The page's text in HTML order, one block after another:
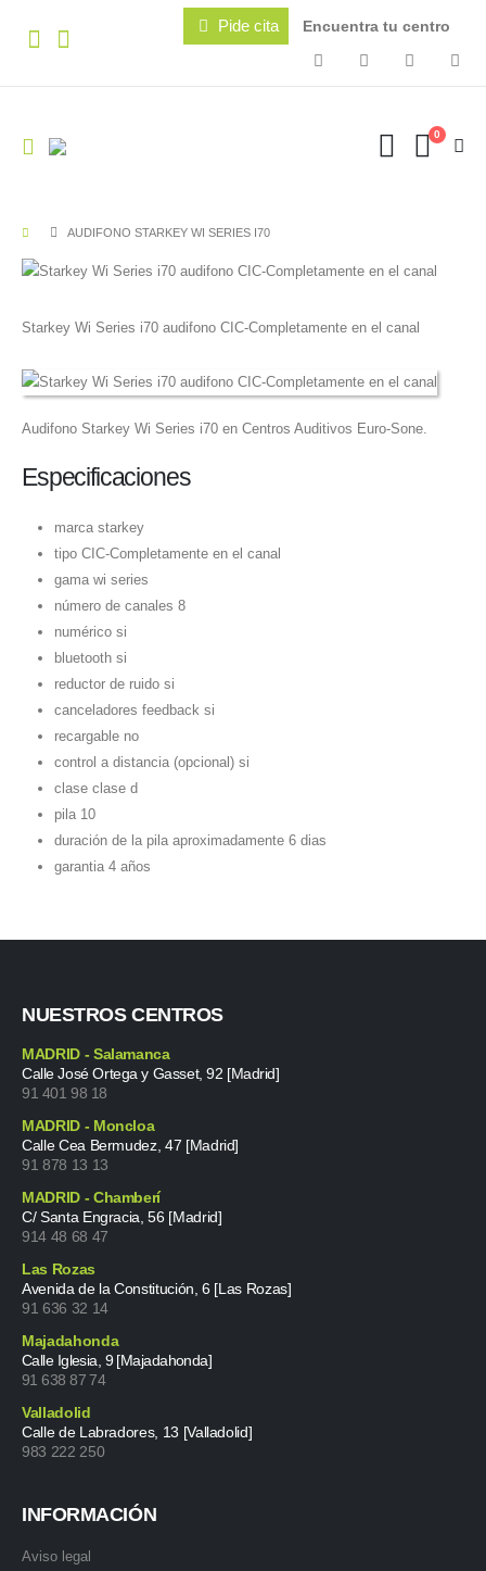
Pide cita Encuentra tu centro
0
AUDIFONO STARKEY WI SERIES I70
Starkey Wi Series i70 audifono CIC-Completamente en el canal
Audifono Starkey Wi Series i70 en Centros Auditivos Euro-Sone.
Especificaciones
marca starkey
tipo CIC-Completamente en el canal
gama wi series
número de canales 8
numérico si
bluetooth si
reductor de ruido si
canceladores feedback si
recargable no
control a distancia (opcional) si
clase clase d
pila 10
duración de la pila aproximadamente 6 dias
garantia 4 años
NUESTROS CENTROS
MADRID - Salamanca
Calle José Ortega y Gasset, 92 [Madrid]
91 401 98 18
MADRID - Moncloa
Calle Cea Bermudez, 47 [Madrid]
91 878 13 13
MADRID - Chamberí
C/ Santa Engracia, 56 [Madrid]
914 48 68 47
Las Rozas
Avenida de la Constitución, 6 [Las Rozas]
91 636 32 14
Majadahonda
Calle Iglesia, 9 [Majadahonda]
91 638 87 74
Valladolid
Calle de Labradores, 13 [Valladolid]
983 222 250
INFORMACIÓN
Aviso legal